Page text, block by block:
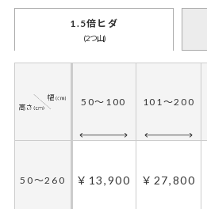
1.5倍ヒダ
(2つ山)
50～100 101～200
50～260 ￥13,900 ￥27,800